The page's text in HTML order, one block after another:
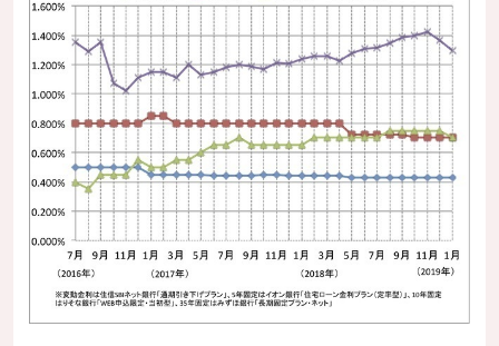
三菱東京UFJ銀行
【三菱東京UFJ銀行住宅ローンの最新金利】
三菱ＵＦＪ銀行・ネット専用住宅ローン変動金利
選択プラン
SBIマネープラザ
【SBIマネープラザ住宅ローンの最新金利】
住信SBIネット銀行｜ネット専用全疾病保障付住
宅ローン＜通期引下げプラン＞
新生銀行
【新生銀行住宅ローンの最新金利】